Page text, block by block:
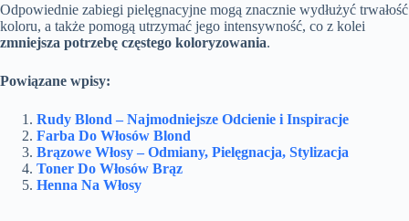
Odpowiednie zabiegi pielęgnacyjne mogą znacznie wydłużyć trwałość
koloru, a także pomogą utrzymać jego intensywność, co z kolei
zmniejsza potrzebę częstego koloryzowania.
Powiązane wpisy:
Rudy Blond – Najmodniejsze Odcienie i Inspiracje
Farba Do Włosów Blond
Brązowe Włosy – Odmiany, Pielęgnacja, Stylizacja
Toner Do Włosów Brąz
Henna Na Włosy